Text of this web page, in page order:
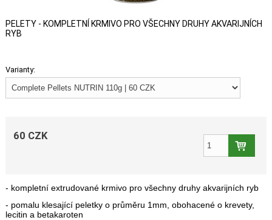
PELETY - KOMPLETNÍ KRMIVO PRO VŠECHNY DRUHY AKVARIJNÍCH
RYB
Varianty:
60 CZK
- kompletní extrudované krmivo pro všechny druhy akvarijních ryb
- pomalu klesající peletky o průměru 1mm, obohacené o krevety,
lecitin a betakaroten